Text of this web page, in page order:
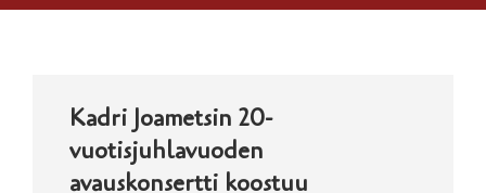
Kadri Joametsin 20-
vuotisjuhlavuoden
avauskonsertti koostuu